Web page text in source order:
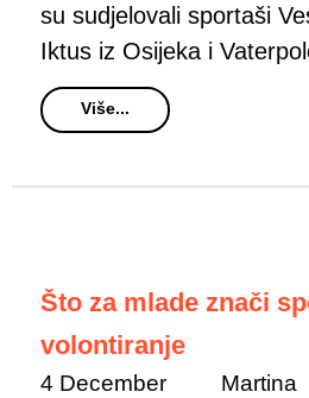
su sudjelovali sportaši
Iktus iz Osijeka i
Više...
Što za mlade znači
volontiranje
4 December
Martina